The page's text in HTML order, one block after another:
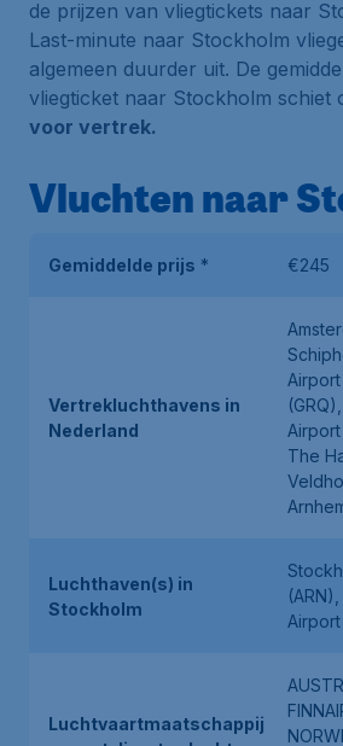
de prijzen van vliegtickets naar
Last-minute naar Stockholm
algemeen duurder uit. De
vliegticket naar Stockholm schiet
voor vertrek.
Vluchten naar
Gemiddelde prijs * €245
Vertrekluchthavens in
Nederland
The
Luchthaven(s) in
Stockholm
Airport
Luchtvaartmaatschappij